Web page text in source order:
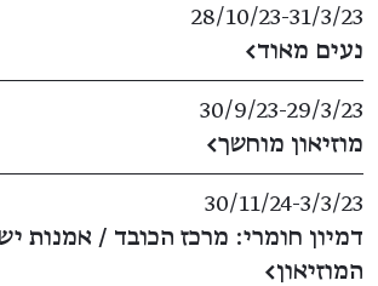
31/3/23
​-​
28/10/23
נעים מאוד←
29/3/23
​-​
30/9/23
מוזיאון מוחשך←
3/3/23
​-​
30/11/24
דמיון חומרי: מרכז הכובד / אמנות
המוזיאון←